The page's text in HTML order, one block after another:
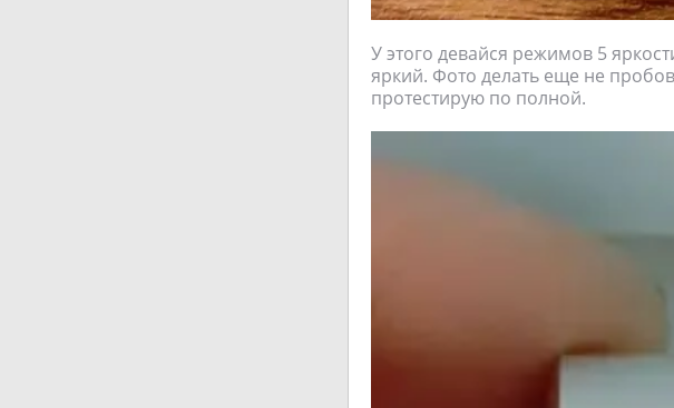
У этого девайся режимов 5
яркий. Фото делать еще не
протестирую по полной.